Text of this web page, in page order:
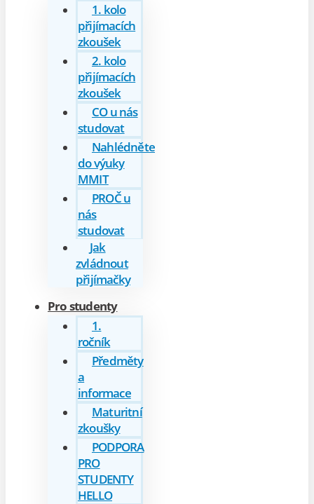
1. kolo
přijímacích
zkoušek
2. kolo
přijímacích
zkoušek
CO u nás
studovat
Nahlédněte
do výuky
MMIT
PROČ u
nás
studovat
Jak
zvládnout
přijímačky
Pro studenty
1.
ročník
Předměty
a
informace
Maturitní
zkoušky
PODPORA
PRO
STUDENTY
HELLO